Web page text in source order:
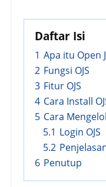
Daftar Isi
1 Apa itu Open
2 Fungsi OJS
3 Fitur OJS
4 Cara Install
5 Cara
5.1 Login OJS
5.2
6 Penutup